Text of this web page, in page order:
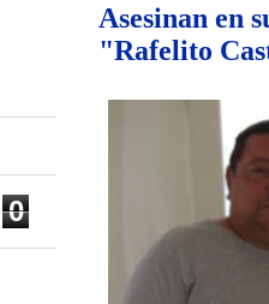
Asesinan en
"Rafelito
0